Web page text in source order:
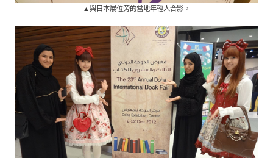
▲與日本展位旁的當地年輕人合影。